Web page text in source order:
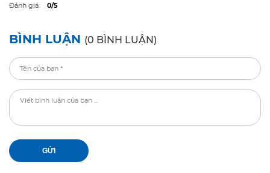
Đánh giá: 0/5
BÌNH LUẬN (0 BÌNH LUẬN)
GỬI